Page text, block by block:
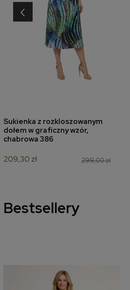
dodaj do koszyka
Sukienka z rozkloszowanym
dołem w graficzny wzór,
chabrowa 386
299,00 zł
209,30 zł
‹
Bestsellery